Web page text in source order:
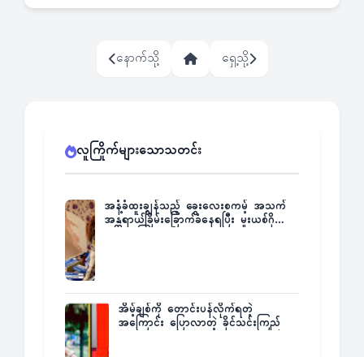
နောက်သို့ ရှေ့သို့
လူကြိုက်များသောသတင်း
အနံ့ခံထူးချွန်သည့် ခွေးလေးစကမ့် အသက်
အန္တရာယ်ခြိမ်းခြောက်ခံနေရပြီး မူးယစ်ဂိုဏ်း
အိမ့်ချစ်ကို တောင်းပန်လိုက်ရတဲ့
အကြောင်း ပြောလာတဲ့ ခိုင်သင်းကြည်